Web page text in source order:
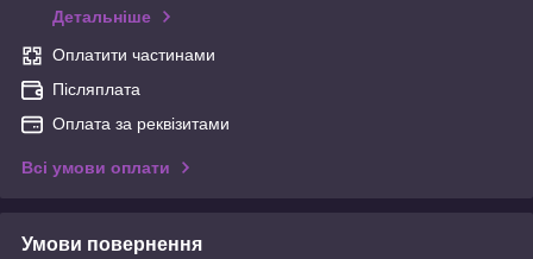
Детальніше
Оплатити частинами
Післяплата
Оплата за реквізитами
Всі умови оплати
Умови повернення